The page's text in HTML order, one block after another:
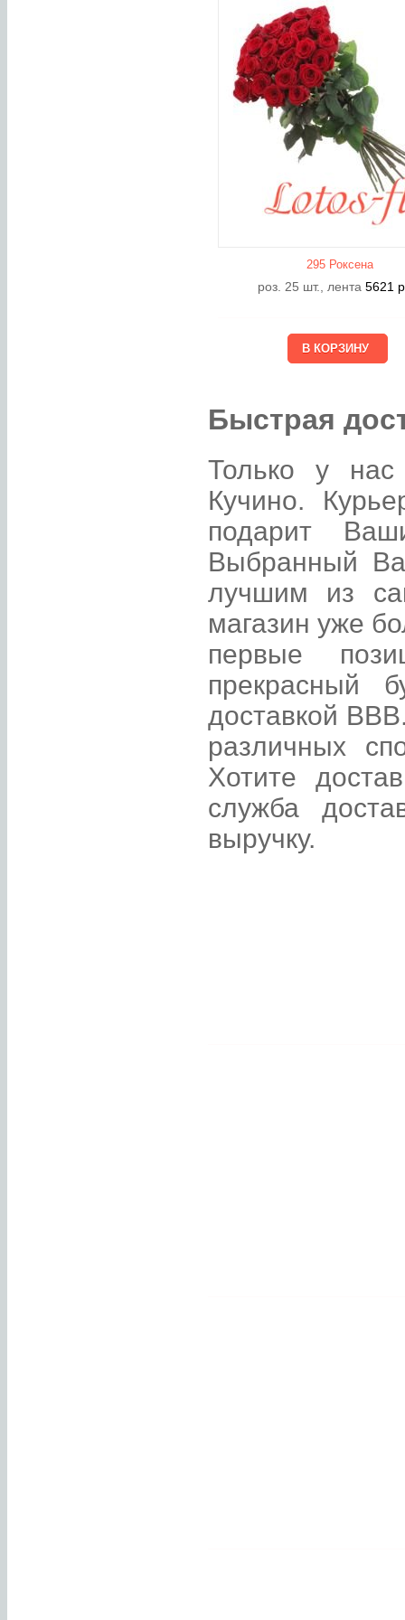
295 Роксена
роз. 25 шт., лента5621
Быстрая
Только у нас
Кучино.
подарит
Выбранный
лучшим из
магазин уже
первые
прекрасный
доставкой
различных
Хотите
служба
выручку.